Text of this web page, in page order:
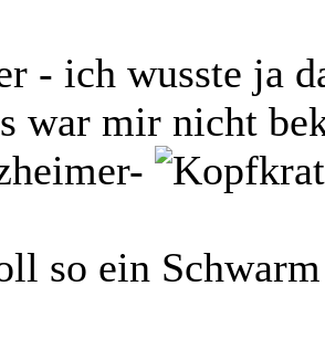
- ich wusste ja
war mir nicht
so ein